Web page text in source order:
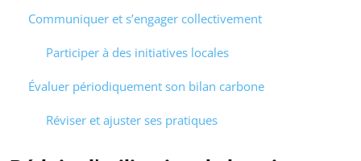
Communiquer et s’engager collectivement
Participer à des initiatives locales
Évaluer périodiquement son bilan carbone
Réviser et ajuster ses pratiques